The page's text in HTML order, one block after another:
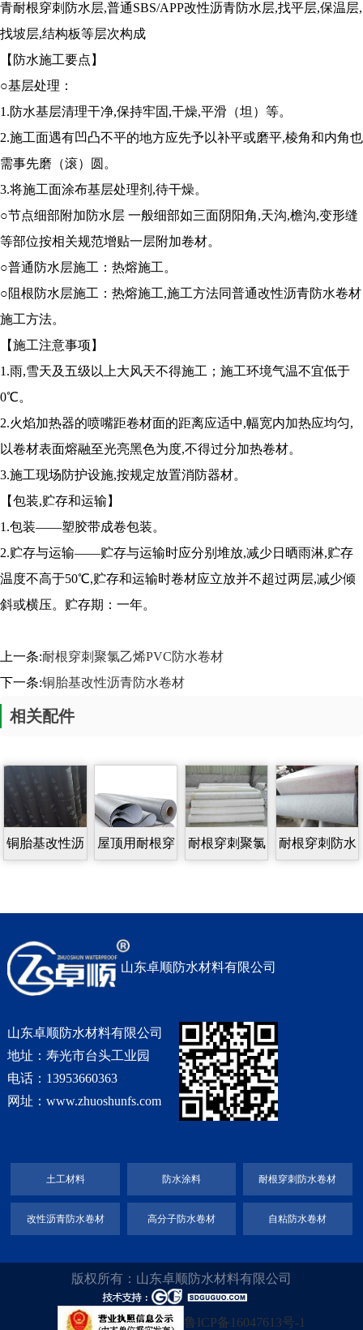
青耐根穿刺防水层,普通SBS/APP改性沥青防水层,找平层,保温层,
找坡层,结构板等层次构成
【防水施工要点】
○基层处理：
1.防水基层清理干净,保持牢固,干燥,平滑（坦）等。
2.施工面遇有凹凸不平的地方应先予以补平或磨平,棱角和内角也
需事先磨（滚）圆。
3.将施工面涂布基层处理剂,待干燥。
○节点细部附加防水层 一般细部如三面阴阳角,天沟,檐沟,变形缝
等部位按相关规范增贴一层附加卷材。
○普通防水层施工：热熔施工。
○阻根防水层施工：热熔施工,施工方法同普通改性沥青防水卷材
施工方法。
【施工注意事项】
1.雨,雪天及五级以上大风天不得施工；施工环境气温不宜低于
0℃。
2.火焰加热器的喷嘴距卷材面的距离应适中,幅宽内加热应均匀,
以卷材表面熔融至光亮黑色为度,不得过分加热卷材。
3.施工现场防护设施,按规定放置消防器材。
【包装,贮存和运输】
1.包装——塑胶带成卷包装。
2.贮存与运输——贮存与运输时应分别堆放,减少日晒雨淋,贮存
温度不高于50℃,贮存和运输时卷材应立放并不超过两层,减少倾
斜或横压。贮存期：一年。
上一条:耐根穿刺聚氯乙烯PVC防水卷材
下一条:铜胎基改性沥青防水卷材
相关配件
铜胎基改性沥
屋顶用耐根穿
耐根穿刺聚氯
耐根穿刺防水
山东卓顺防水材料有限公司
山东卓顺防水材料有限公司
地址：寿光市台头工业园
电话：13953660363
网址：www.zhuoshunfs.com
土工材料 防水涂料 耐根穿刺防水卷材
改性沥青防水卷材 高分子防水卷材 自粘防水卷材
版权所有：山东卓顺防水材料有限公司
鲁ICP备16047613号-1